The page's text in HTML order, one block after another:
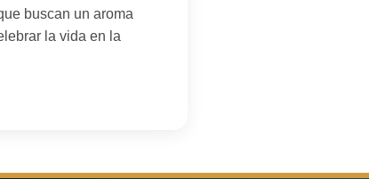
buscan un aroma
la vida en la